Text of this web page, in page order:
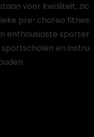
voor kwaliteit,
pre-choreo
enthousiaste
en